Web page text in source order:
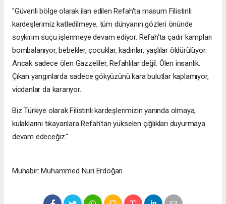
"Güvenli bölge olarak ilan edilen Refah'ta masum Filistinli
kardeşlerimiz katledilmeye, tüm dünyanın gözleri önünde
soykırım suçu işlenmeye devam ediyor. Refah'ta çadır kampları
bombalanıyor, bebekler, çocuklar, kadınlar, yaşlılar öldürülüyor.
Ancak sadece ölen Gazzeliler, Refahlılar değil. Ölen insanlık.
Çıkan yangınlarda sadece gökyüzünü kara bulutlar kaplamıyor,
vicdanlar da kararıyor.
Biz Türkiye olarak Filistinli kardeşlerimizin yanında olmaya,
kulaklarını tıkayanlara Refah'tan yükselen çığlıkları duyurmaya
devam edeceğiz."
Muhabir: Muhammed Nuri Erdoğan